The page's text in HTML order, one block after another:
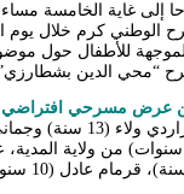
إلى غاية الخامسة
الموجهة للأطفال حول
الدين بشطارزي”
عرض مسرحي افتراضي